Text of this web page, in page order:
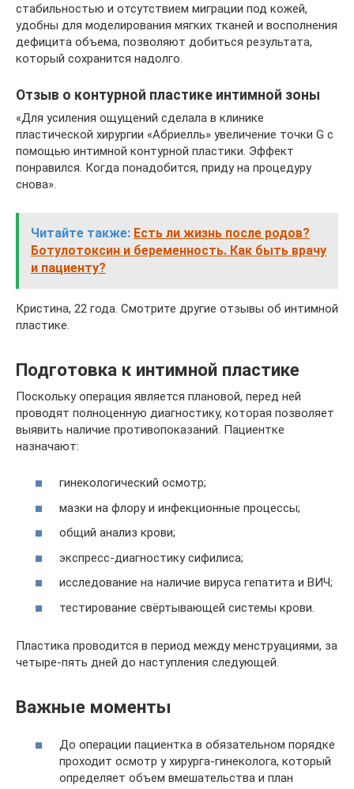
стабильностью и отсутствием миграции под кожей,
удобны для моделирования мягких тканей и восполнения
дефицита объема, позволяют добиться результата,
который сохранится надолго.
Отзыв о контурной пластике интимной зоны
«Для усиления ощущений сделала в клинике
пластической хирургии «Абриелль» увеличение точки G с
помощью интимной контурной пластики. Эффект
понравился. Когда понадобится, приду на процедуру
снова».
Читайте также: Есть ли жизнь после родов?
Ботулотоксин и беременность. Как быть врачу
и пациенту?
Кристина, 22 года. Смотрите другие отзывы об интимной
пластике.
Подготовка к интимной пластике
Поскольку операция является плановой, перед ней
проводят полноценную диагностику, которая позволяет
выявить наличие противопоказаний. Пациентке
назначают:
гинекологический осмотр;
мазки на флору и инфекционные процессы;
общий анализ крови;
экспресс-диагностику сифилиса;
исследование на наличие вируса гепатита и ВИЧ;
тестирование свёртывающей системы крови.
Пластика проводится в период между менструациями, за
четыре-пять дней до наступления следующей.
Важные моменты
До операции пациентка в обязательном порядке
проходит осмотр у хирурга-гинеколога, который
определяет объем вмешательства и план